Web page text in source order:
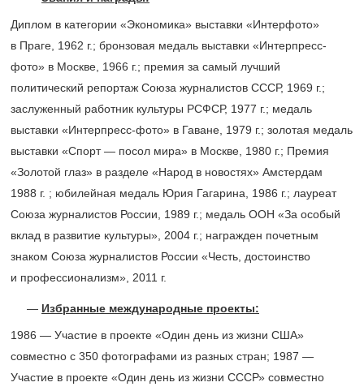
Диплом в категории «Экономика» выставки «Интерфото»
в Праге, 1962 г.; бронзовая медаль выставки «Интерпресс-
фото» в Москве, 1966 г.; премия за самый лучший
политический репортаж Союза журналистов СССР, 1969 г.;
заслуженный работник культуры РСФСР, 1977 г.; медаль
выставки «Интерпресс-фото» в Гаване, 1979 г.; золотая медаль
выставки «Спорт — посол мира» в Москве, 1980 г.; Премия
«Золотой глаз» в разделе «Народ в новостях» Амстердам
1988 г. ; юбилейная медаль Юрия Гагарина, 1986 г.; лауреат
Союза журналистов России, 1989 г.; медаль ООН «За особый
вклад в развитие культуры», 2004 г.; награжден почетным
знаком Союза журналистов России «Честь, достоинство
и профессионализм», 2011 г.
Избранные международные проекты:
1986 — Участие в проекте «Один день из жизни США»
совместно с 350 фотографами из разных стран; 1987 —
Участие в проекте «Один день из жизни СССР» совместно